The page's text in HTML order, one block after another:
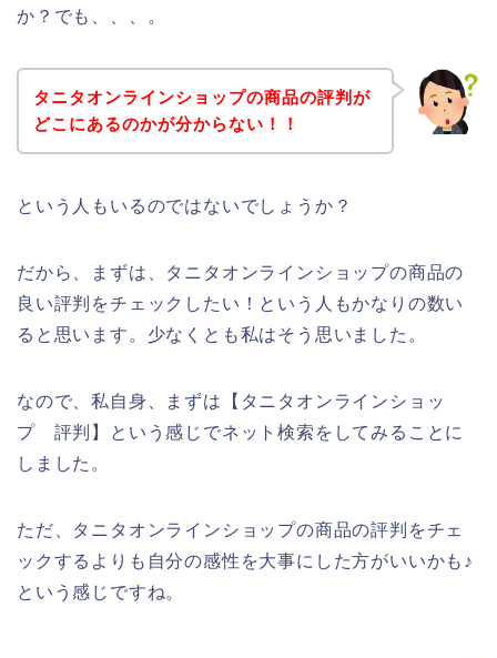
か？でも、、、。
タニタオンラインショップの商品の評判が
どこにあるのかが分からない！！
という人もいるのではないでしょうか？
だから、まずは、タニタオンラインショップの商品の
良い評判をチェックしたい！という人もかなりの数い
ると思います。少なくとも私はそう思いました。
なので、私自身、まずは【タニタオンラインショッ
プ 評判】という感じでネット検索をしてみることに
しました。
ただ、タニタオンラインショップの商品の評判をチェ
ックするよりも自分の感性を大事にした方がいいかも♪
という感じですね。